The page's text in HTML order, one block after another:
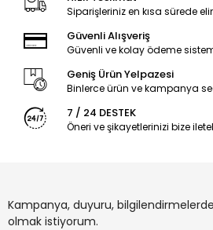
Siparişleriniz en kısa sürede
Güvenli Alışveriş
Güvenli ve kolay ödeme
Geniş Ürün Yelpazesi
Binlerce ürün ve kampanya
7 / 24 DESTEK
Öneri ve şikayetlerinizi bize
Kampanya, duyuru,
olmak istiyorum.